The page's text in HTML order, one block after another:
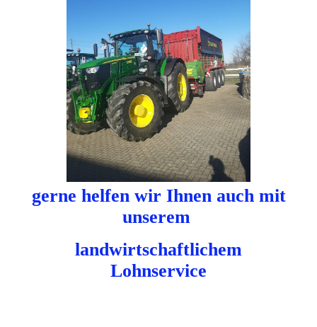
gerne helfen wir Ihnen auch mit
unserem
landwirtschaftlichem
Lohnservice